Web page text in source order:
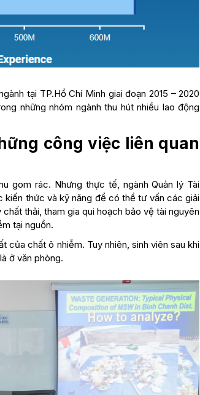
tại TP.Hồ Chí Minh giai đoạn 2015 – 2020
những nhóm ngành thu hút nhiều lao động
công việc liên quan
gom rác. Nhưng thực tế, ngành Quản lý Tài
thức và kỹ năng để có thể tư vấn các giải
thải, tham gia qui hoạch bảo vệ tài nguyên
tại nguồn.
của chất ô nhiễm. Tuy nhiên, sinh viên sau khi
ở văn phòng.